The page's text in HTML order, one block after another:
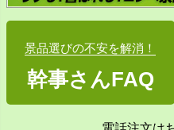
景品選びの不安を解消！
幹事さんFAQ